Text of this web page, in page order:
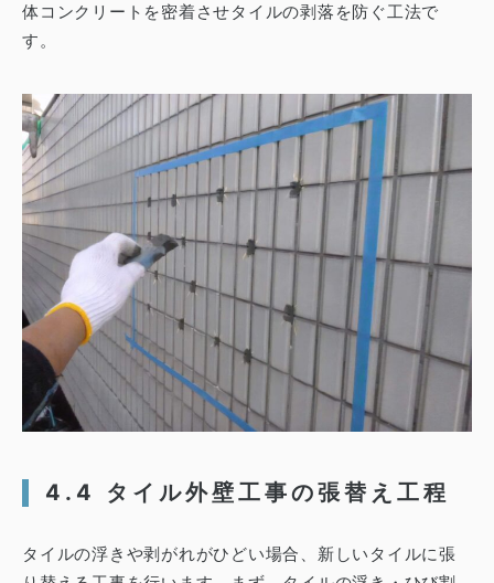
体コンクリートを密着させタイルの剥落を防ぐ工法で
す。
4.4 タイル外壁工事の張替え工程
タイルの浮きや剥がれがひどい場合、新しいタイルに張